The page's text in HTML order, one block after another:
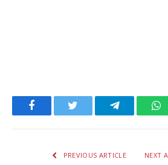
Facebook Telegram
PREVIOUS ARTICLE NEXT